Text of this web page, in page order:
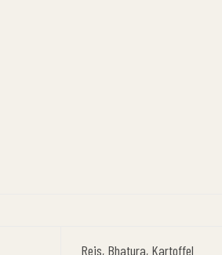
Reis, Bhatura, Kartoffel